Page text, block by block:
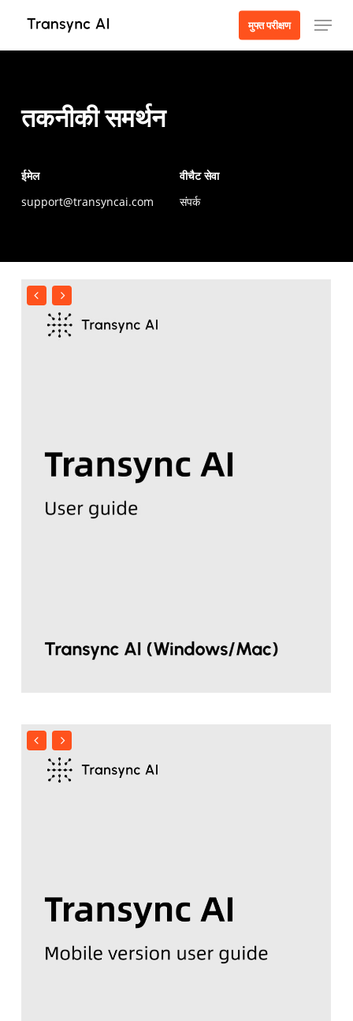
पर
मुफ्त परीक्षण मेनू
तकनीकी समर्थन
ईमेल
support@transyncai.com
वीचैट सेवा
संपर्क